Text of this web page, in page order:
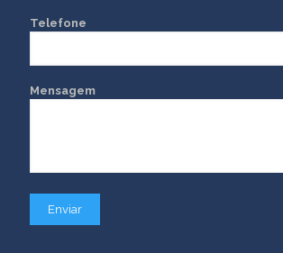
Telefone
Mensagem